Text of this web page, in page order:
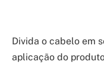
Divida o cabelo em
aplicação do